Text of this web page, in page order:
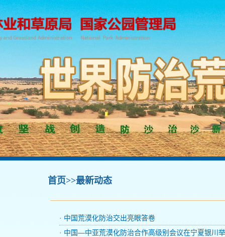
首页>>最新动态
· 中国荒漠化防治交出亮眼答卷
· 中国—中亚荒漠化防治合作高级别会议在宁夏银川